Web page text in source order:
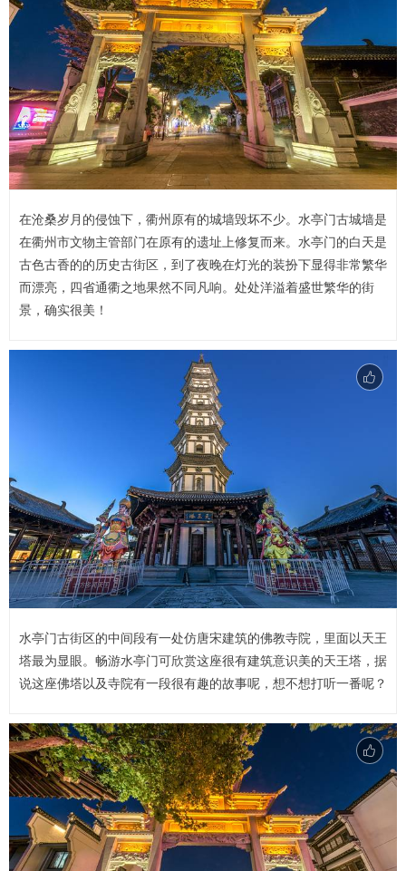
在沧桑岁月的侵蚀下，衢州原有的城墙毁坏不少。水亭门古城墙是
在衢州市文物主管部门在原有的遗址上修复而来。水亭门的白天是
古色古香的的历史古街区，到了夜晚在灯光的装扮下显得非常繁华
而漂亮，四省通衢之地果然不同凡响。处处洋溢着盛世繁华的街
景，确实很美！
水亭门古街区的中间段有一处仿唐宋建筑的佛教寺院，里面以天王
塔最为显眼。畅游水亭门可欣赏这座很有建筑意识美的天王塔，据
说这座佛塔以及寺院有一段很有趣的故事呢，想不想打听一番呢？